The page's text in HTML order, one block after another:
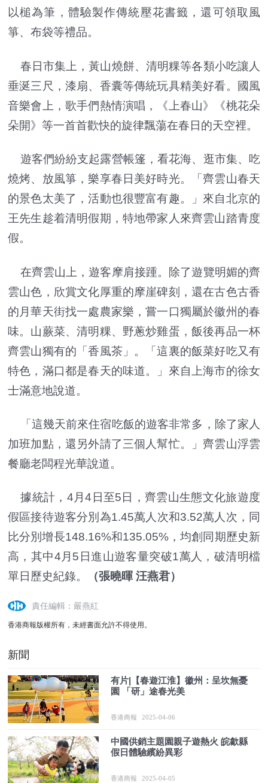
以槌為筆，體驗製作傳統壓花書籤，還可領取風
箏、布袋等禮品。
春日市集上，黃山燒餅、清明粿等各類小吃讓人
垂涎三尺，漆扇、香囊等傳統玩具精美好看。國風
音樂會上，歌手們熱情演唱，《上春山》《桃花朵
朵開》等一首首歡快的旋律飄蕩在春日的天空裡。
遊客們紛紛支起露營帳篷，看花海、逛市集、吃
燒烤、放風箏，樂享春日美好時光。「齊雲山春天
的景色太美了，活動也很豐富有趣。」來自北京的
王先生趁着清明假期，特地帶家人來齊雲山踏青度
假。
在齊雲山上，遊客摩肩接踵。除了遊覽明媚的齊
雲山色，欣賞文化厚重的摩崖碑刻，還在古色古香
的月華天街找一處農家樂，嘗一口獨屬於徽州的春
味。山蕨菜、清明粿、野蔥炒雞蛋，飯後再品一杯
齊雲山獨有的「香風茶」。「這裏的飯菜好吃又有
特色，滿口都是春天的味道。」來自上海市的徐女
士滿意地說道。
「這幾天前來住宿吃飯的遊客非常多，除了家人
加班加點，還另外請了三個人幫忙。」齊雲山浮雲
餐廳老闆程光華說道。
據統計，4月4日至5日，齊雲山生態文化旅遊度
假區接待遊客分別為1.45萬人次和3.52萬人次，同
比分別增長148.16%和135.05%，均創同期歷史新
高，其中4月5日進山遊客量突破1萬人，破清明檔
單日歷史紀錄。
（張曉暉 汪燕君）
責任編輯：嚴燕紅
香港商報版權所有，未經書面允許不得使用。
新聞
有片|【春遊江淮】徽州：呈坎無憂
園 「研」途春光美
香港商報 2025-04-06
中國供銷主題園親子遊熱火 皖歙縣
假日體驗繽紛異彩
香港商報 2025-04-05